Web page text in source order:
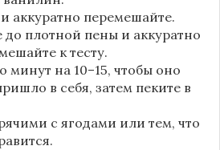
аккуратно перемешайте.
до плотной пены и аккуратно
к тесту.
минут на 10–15, чтобы оно
в себя, затем пеките в
с ягодами или тем, что